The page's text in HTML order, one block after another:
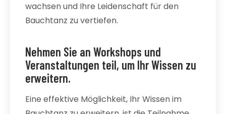
wachsen und Ihre Leidenschaft für den
Bauchtanz zu vertiefen.
Nehmen Sie an Workshops und
Veranstaltungen teil, um Ihr Wissen zu
erweitern.
Eine effektive Möglichkeit, Ihr Wissen im